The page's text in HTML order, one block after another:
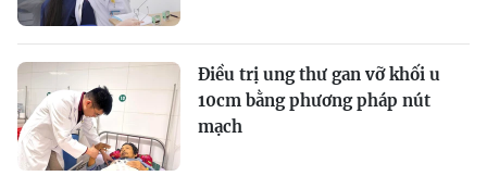
Điều trị ung thư gan vỡ khối u
10cm bằng phương pháp nút
mạch